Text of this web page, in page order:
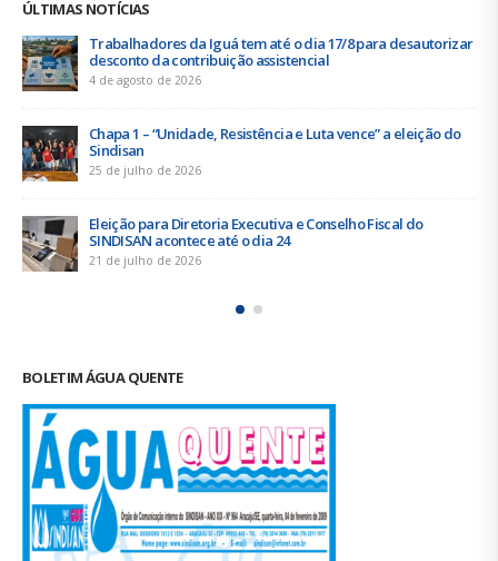
ÚLTIMAS NOTÍCIAS
Duas chapas inscritas para a eleição do SINDISAN; pleito
acontece de 21 a 24 de julho
19 de junho de 2026
Urbanitários participam de reunião do Comitê de
Saneamento do ConCidades
16 de junho de 2026
Trabalhadores da Iguá Sergipe rejeitam contraproposta da
empresa para o ACT 2026-2027
11 de junho de 2026
BOLETIM ÁGUA QUENTE